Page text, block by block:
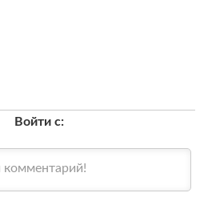
Войти с: